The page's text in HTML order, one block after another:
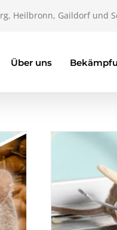
Heilbronn, Gaildorf und
Über uns